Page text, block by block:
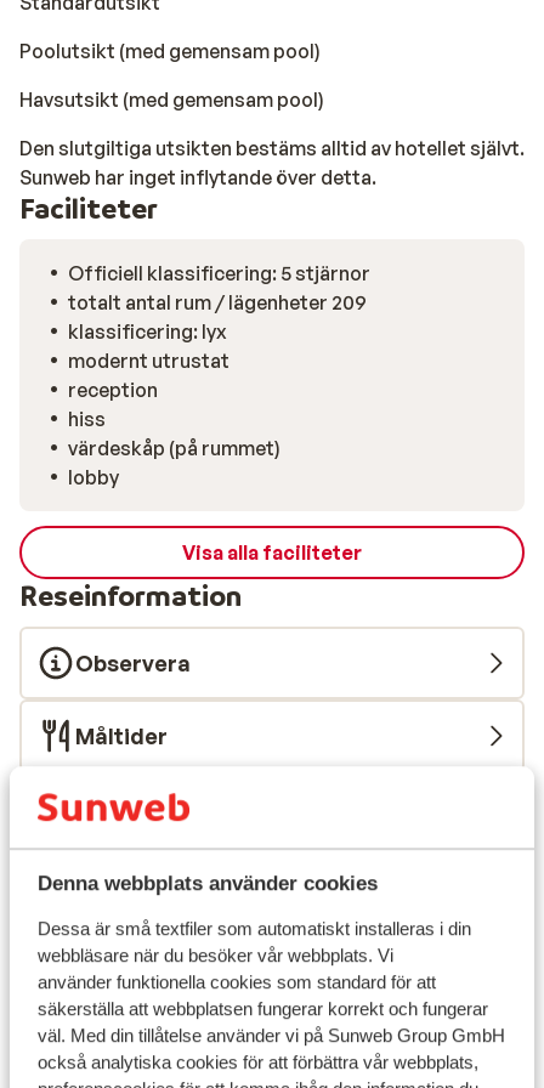
Denna webbplats använder cookies
Dessa är små textfiler som automatiskt installeras i din
webbläsare när du besöker vår webbplats. Vi
använder funktionella cookies som standard för att
säkerställa att webbplatsen fungerar korrekt och fungerar
väl. Med din tillåtelse använder vi på Sunweb Group GmbH
också analytiska cookies för att förbättra vår webbplats,
Poolutsikt (med gemensam pool)
Havsutsikt (med gemensam pool)
Den slutgiltiga utsikten bestäms alltid av hotellet självt.
Sunweb har inget inflytande över detta.
Faciliteter
Officiell klassificering: 5 stjärnor
totalt antal rum / lägenheter 209
klassificering: lyx
modernt utrustat
reception
hiss
värdeskåp (på rummet)
lobby
Visa alla faciliteter
Reseinformation
Observera
Måltider
Flygresan
Hållbarhetscertifierad
Vad våra gäster tycker
Det här är 100 % äkta kundrecensioner som verkligen
speglar deras upplevelser av vår produkt.
Mer om recensioner
Fantastisk